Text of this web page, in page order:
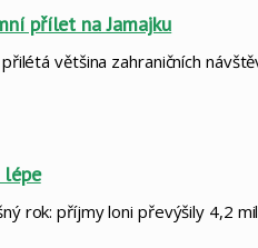
přílet na Jamajku
většina zahraničních
lépe
rok: příjmy loni převýšily 4,2